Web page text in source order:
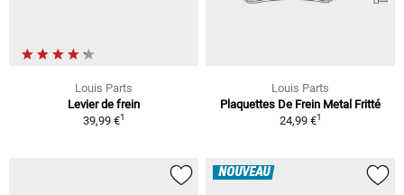
Louis Parts
Levier de frein
39,99 €1
Louis Parts
Plaquettes De Frein Metal Fritté
24,99 €1
NOUVEAU